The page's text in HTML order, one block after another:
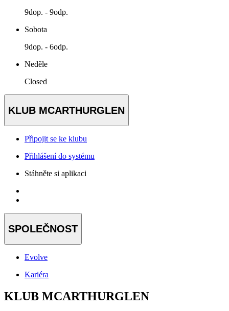
9dop. - 9odp.
Sobota
9dop. - 6odp.
Neděle
Closed
KLUB MCARTHURGLEN
Připojit se ke klubu
Přihlášení do systému
Stáhněte si aplikaci
SPOLEČNOST
Evolve
Kariéra
KLUB MCARTHURGLEN